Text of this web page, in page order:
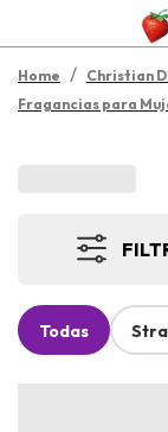
Home / Christian
Fragancias para
Todas